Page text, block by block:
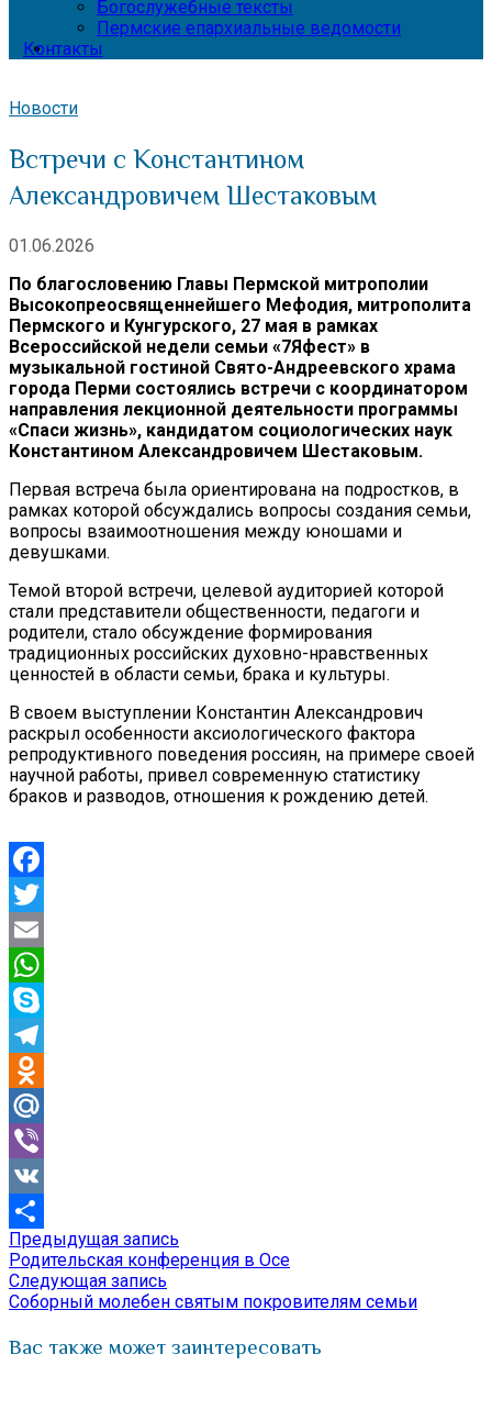
Богослужебные тексты
Пермские епархиальные ведомости
Контакты
Новости
Встречи с Константином
Александровичем Шестаковым
01.06.2026
По благословению Главы Пермской митрополии
Высокопреосвященнейшего Мефодия, митрополита
Пермского и Кунгурского, 27 мая в рамках
Всероссийской недели семьи «7Яфест» в
музыкальной гостиной Свято-Андреевского храма
города Перми состоялись встречи с координатором
направления лекционной деятельности программы
«Спаси жизнь», кандидатом социологических наук
Константином Александровичем Шестаковым.
Первая встреча была ориентирована на подростков, в
рамках которой обсуждались вопросы создания семьи,
вопросы взаимоотношения между юношами и
девушками.
Темой второй встречи, целевой аудиторией которой
стали представители общественности, педагоги и
родители, стало обсуждение формирования
традиционных российских духовно-нравственных
ценностей в области семьи, брака и культуры.
В своем выступлении Константин Александрович
раскрыл особенности аксиологического фактора
репродуктивного поведения россиян, на примере своей
научной работы, привел современную статистику
браков и разводов, отношения к рождению детей.
Facebook
Twitter
Email
WhatsApp
Skype
Telegram
Odnoklassniki
Mail.Ru
Viber
VK
Отправить
Навигация
по
записям
Предыдущая запись
запись:
Родительская конференция в Осе
Следующая запись
запись:
Соборный молебен святым покровителям семьи
Вас также может заинтересовать